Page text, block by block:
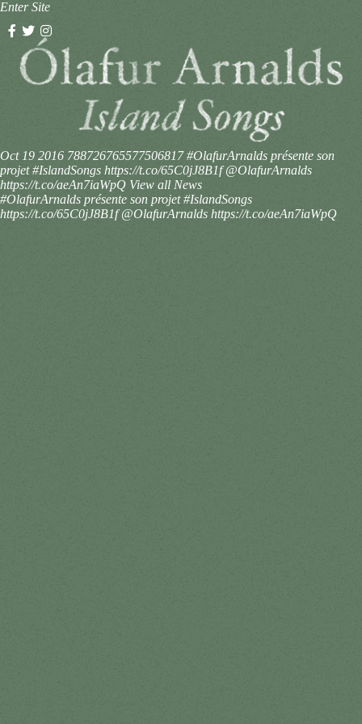
Enter Site
Oct 19 2016 788726765577506817#OlafurArnalds présente son
projet #IslandSongs https://t.co/65C0jJ8B1f @OlafurArnalds
https://t.co/aeAn7iaWpQ View all News
#OlafurArnalds présente son projet #IslandSongs
https://t.co/65C0jJ8B1f @OlafurArnalds https://t.co/aeAn7iaWpQ